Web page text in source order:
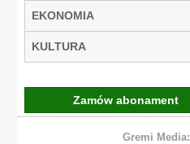
EKONOMIA
KULTURA
Zamów abonament
Gremi Media: